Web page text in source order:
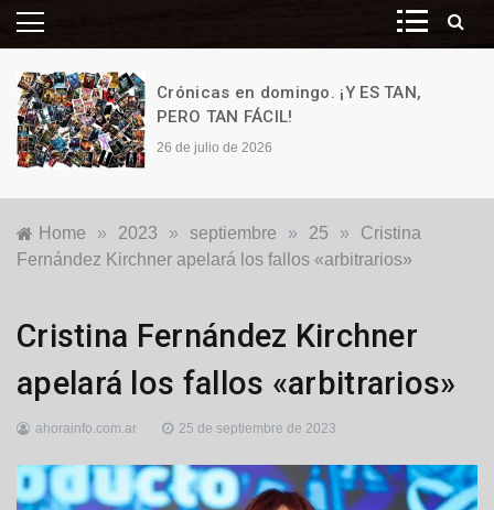
Crónicas en domingo. ¡Y ES TAN,
PERO TAN FÁCIL!
26 de julio de 2026
Home » 2023 » septiembre » 25 »
Cristina
Fernández Kirchner apelará los fallos «arbitrarios»
Justicia
,
Nacionales
Cristina Fernández Kirchner
apelará los fallos «arbitrarios»
ahorainfo.com.ar 25 de septiembre de 2023